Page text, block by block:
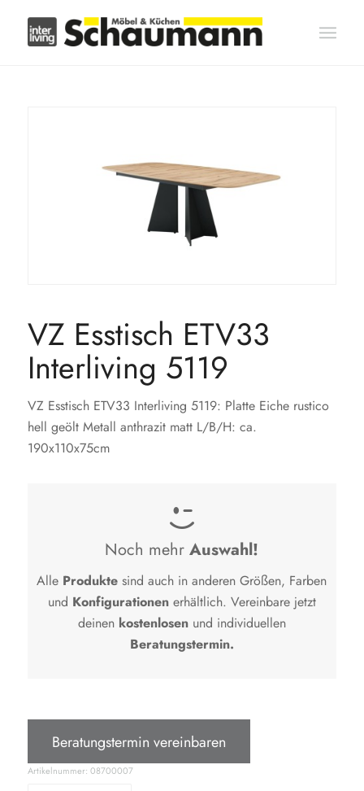
VZ Esstisch ETV33
Interliving 5119
VZ Esstisch ETV33 Interliving 5119: Platte Eiche rustico
hell geölt Metall anthrazit matt L/B/H: ca.
190x110x75cm

Noch mehrAuswahl!
Alle Produkte sind auch in anderen Größen, Farben
und Konfigurationenerhältlich. Vereinbare jetzt
deinen kostenlosenund individuellen
Beratungstermin.
Beratungstermin vereinbaren
Artikelnummer: 08700007